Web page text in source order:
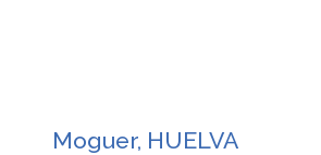
Moguer, HUELVA